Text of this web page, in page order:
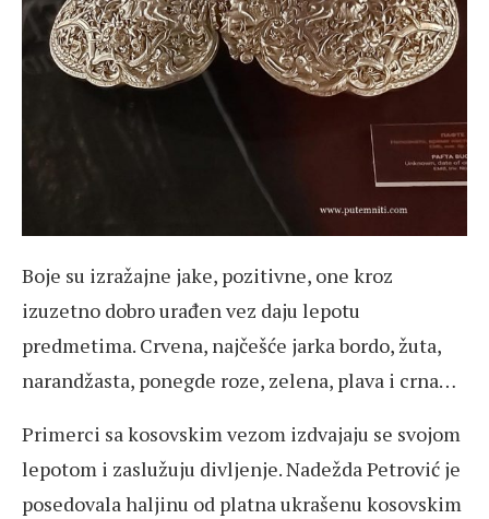
Boje su izražajne jake, pozitivne, one kroz
izuzetno dobro urađen vez daju lepotu
predmetima. Crvena, najčešće jarka bordo, žuta,
narandžasta, ponegde roze, zelena, plava i crna…
Primerci sa kosovskim vezom izdvajaju se svojom
lepotom i zaslužuju divljenje. Nadežda Petrović je
posedovala haljinu od platna ukrašenu kosovskim